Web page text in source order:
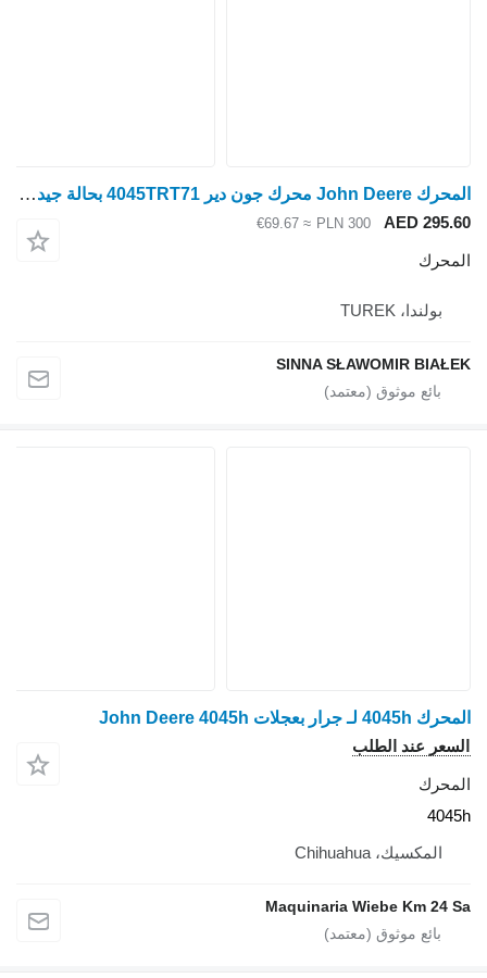
المحرك John Deere محرك جون دير 4045TRT71 بحالة جيدة رينو لـ جرار بعجلات
AED 295.60
PLN 300
≈ €69.67
المحرك
بولندا، TUREK
SINNA SŁAWOMIR BIAŁEK
المحرك 4045h لـ جرار بعجلات John Deere 4045h
السعر عند الطلب
المحرك
4045h
المكسيك، Chihuahua
Maquinaria Wiebe Km 24 Sa